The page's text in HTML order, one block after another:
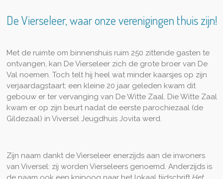
De Vierseleer, waar onze verenigingen thuis zijn!
Met de ruimte om binnenshuis ruim 250 zittende gasten te
ontvangen, kan De Vierseleer zich de grote broer van De
Val noemen. Toch telt hij heel wat minder kaarsjes op zijn
verjaardagstaart: een kleine 20 jaar geleden kwam dit
gebouw er ter vervanging van De Witte Zaal. Die Witte Zaal
kwam er op zijn beurt nadat de eerste parochiezaal (de
Gildezaal) in Viversel Jeugdhuis Jovita werd.
Zijn naam dankt de Vierseleer enerzijds aan de inwoners
van Viversel: zij worden Vierseleers genoemd. Anderzijds is